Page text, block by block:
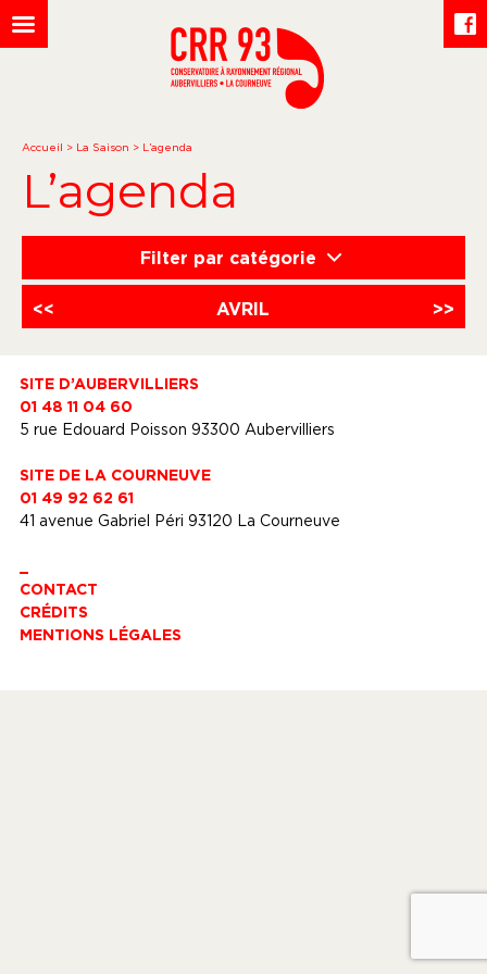
Accueil > La Saison > L’agenda
L’agenda
Filter par catégorie
<< AVRIL >>
SITE D’AUBERVILLIERS
01 48 11 04 60
5 rue Edouard Poisson 93300 Aubervilliers
SITE DE LA COURNEUVE
01 49 92 62 61
41 avenue Gabriel Péri 93120 La Courneuve
CONTACT
CRÉDITS
MENTIONS LÉGALES